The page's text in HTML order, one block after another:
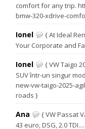
comfort for any trip.
bmw-320-xdrive-
Ionel
{ At Ideal
Your Corporate and
Ionel
{ VW Taigo
SUV într-un singur
new-vw-taigo-2025-
roads }
Ana
{ VW Passat
43 euro, DSG, 2.0